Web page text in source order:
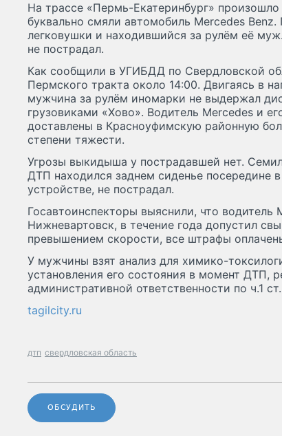
На трассе «Пермь-Екатеринбург»
буквально смяли автомобиль Mercedes
легковушки и находившийся за рулём её
не пострадал.
Как сообщили в УГИБДД по Свердловской
Пермского тракта около 14:00. Двигаясь в
мужчина за рулём иномарки не выдержал
грузовиками «Хово». Водитель Mercedes и
доставлены в Красноуфимскую районную
степени тяжести.
Угрозы выкидыша у пострадавшей нет.
ДТП находился заднем сиденье посередине
устройстве, не пострадал.
Госавтоинспекторы выяснили, что водитель
Нижневартовск, в течение года допустил
превышением скорости, все штрафы
У мужчины взят анализ для химико-
установления его состояния в момент ДТП,
административной ответственности по ч.1
tagilcity.ru
дтп свердловская область
ОБСУДИТЬ